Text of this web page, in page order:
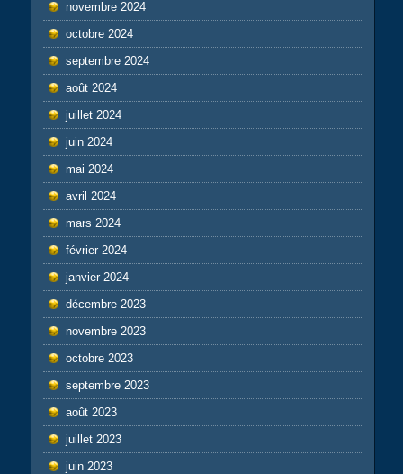
novembre 2024
octobre 2024
septembre 2024
août 2024
juillet 2024
juin 2024
mai 2024
avril 2024
mars 2024
février 2024
janvier 2024
décembre 2023
novembre 2023
octobre 2023
septembre 2023
août 2023
juillet 2023
juin 2023